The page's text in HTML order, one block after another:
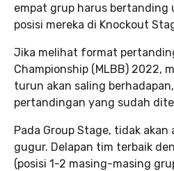
empat grup harus bertanding
posisi mereka di Knockout
Jika melihat format
Championship (MLBB) 2022,
turun akan saling
pertandingan yang sudah
Pada Group Stage, tidak akan
gugur. Delapan tim terbaik
(posisi 1-2 masing-masing